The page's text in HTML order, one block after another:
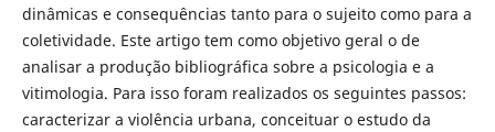
dinâmicas e consequências tanto para o sujeito como para a
coletividade. Este artigo tem como objetivo geral o de
analisar a produção bibliográfica sobre a psicologia e a
vitimologia. Para isso foram realizados os seguintes passos:
caracterizar a violência urbana, conceituar o estudo da